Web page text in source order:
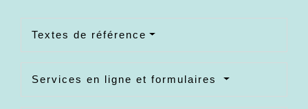
Textes de référence
Services en ligne et formulaires